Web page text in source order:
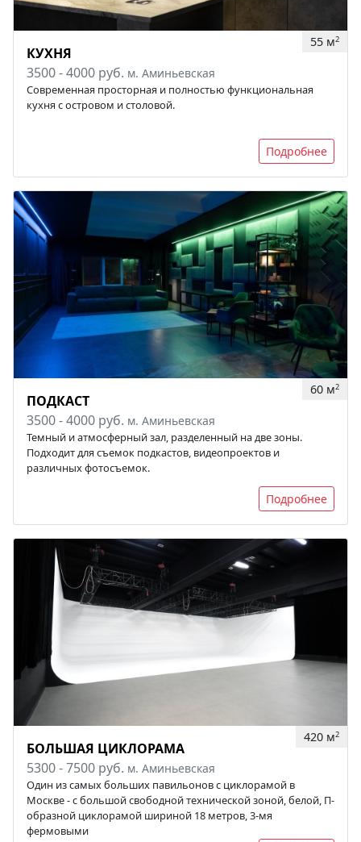
55 м2
КУХНЯ
3500 - 4000 руб. м. Аминьевская
Современная просторная и полностью функциональная
кухня с островом и столовой.
Подробнее
60 м2
ПОДКАСТ
3500 - 4000 руб. м. Аминьевская
Темный и атмосферный зал, разделенный на две зоны.
Подходит для съемок подкастов, видеопроектов и
различных фотосъемок.
Подробнее
420 м2
БОЛЬШАЯ ЦИКЛОРАМА
5300 - 7500 руб. м. Аминьевская
Один из самых больших павильонов с циклорамой в
Москве - с большой свободной технической зоной, белой, П-
образной циклорамой шириной 18 метров, 3-мя
фермовыми